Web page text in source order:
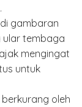
gambaran
ular tembaga
mengingat
untuk
oleh